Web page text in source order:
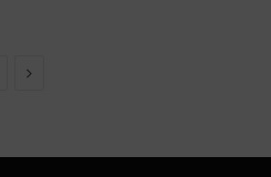
Next